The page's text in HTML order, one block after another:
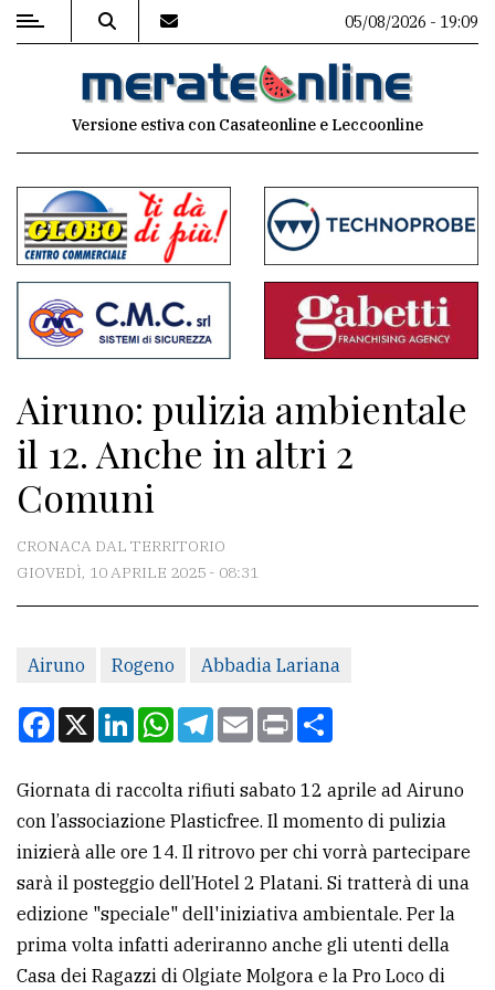
MENU
commenti
Contenuti
del
sito
Associazioni
Meteo
CONTATTI
Scrivici
Per
la
pubblicità
CERCA
Cerca
per
05/08/2026 - 19:09
Versione estiva con Casateonline e Leccoonline
Airuno: pulizia ambientale
il 12. Anche in altri 2
Comuni
CRONACA DAL TERRITORIO
GIOVEDÌ, 10 APRILE 2025 - 08:31
Airuno Rogeno Abbadia Lariana
Facebook
X LinkedInWhatsApp
Telegram
EmailPrint
Giornata di raccolta rifiuti sabato 12 aprile ad Airuno
con l’associazione Plasticfree. Il momento di pulizia
inizierà alle ore 14. Il ritrovo per chi vorrà partecipare
sarà il posteggio dell’Hotel 2 Platani. Si tratterà di una
edizione "speciale" dell'iniziativa ambientale. Per la
prima volta infatti aderiranno anche gli utenti della
Casa dei Ragazzi di Olgiate Molgora e la Pro Loco di